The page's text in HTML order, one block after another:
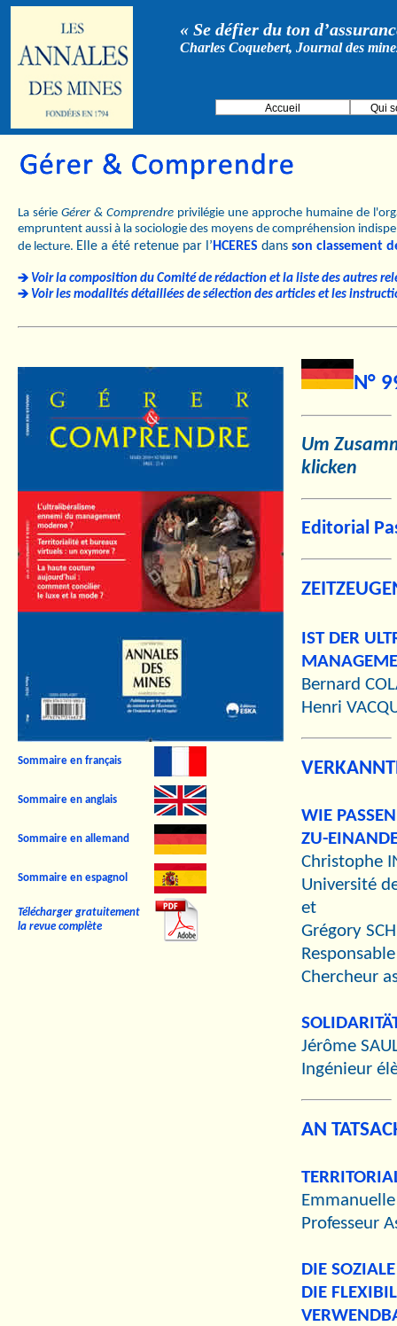
« Se défier du ton
Charles Coquebert, Journal des
Accueil Qui
La sérieGérer & Comprendre privilégie une approche humaine de
empruntent aussi à la sociologie des moyens de compréhension
de lecture. Elle a été retenue par l’ HCERES dans son classement
Voir la composition du Comité de rédaction et la liste des autres
Voir les modalités détaillées de sélection des articles et les
Sommaire en français
Sommaire en anglais
Sommaire en allemand
Sommaire en espagnol
Télécharger gratuitement
la revue complète
N°
Um
klicken
Editorial
IST DER
Bernard
Henri
WIE
ZU-
Christophe
Université
et
Grégory
Chercheur
Jérôme
Ingénieur
AN
Emmanuelle
Professeur
DIE
DIE